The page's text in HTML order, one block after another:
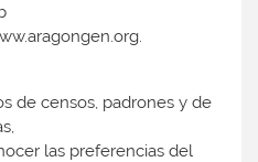
de censos, padrones y de
las preferencias del